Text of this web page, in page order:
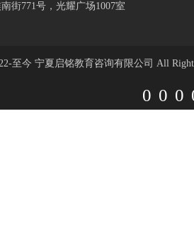
街771号，光耀广场1007室
至今 宁夏启铭教育咨询有限公司 All